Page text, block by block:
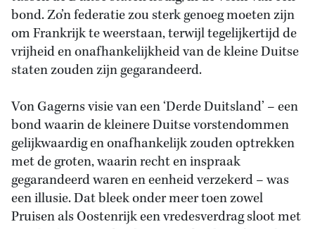
bond. Zo’n federatie zou sterk genoeg moeten zijn
om Frankrijk te weerstaan, terwijl tegelijkertijd de
vrijheid en onafhankelijkheid van de kleine Duitse
staten zouden zijn gegarandeerd.
Von Gagerns visie van een ‘Derde Duitsland’ – een
bond waarin de kleinere Duitse vorstendommen
gelijkwaardig en onafhankelijk zouden optrekken
met de groten, waarin recht en inspraak
gegarandeerd waren en eenheid verzekerd – was
een illusie. Dat bleek onder meer toen zowel
Pruisen als Oostenrijk een vredesverdrag sloot met